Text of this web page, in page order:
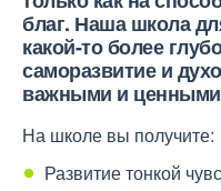
благ. Наша школа
какой-то более
саморазвитие и
важными и
На школе вы получите:
Развитие тонкой